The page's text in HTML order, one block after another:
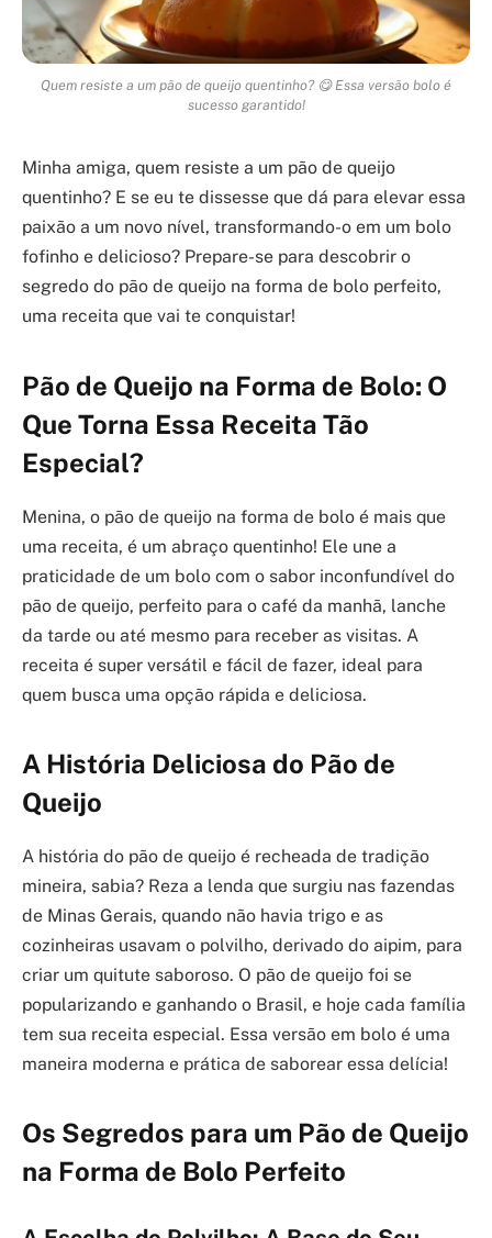
Quem resiste a um pão de queijo quentinho? 😋 Essa versão bolo é
sucesso garantido!
Minha amiga, quem resiste a um pão de queijo
quentinho? E se eu te dissesse que dá para elevar essa
paixão a um novo nível, transformando-o em um bolo
fofinho e delicioso? Prepare-se para descobrir o
segredo do pão de queijo na forma de bolo perfeito,
uma receita que vai te conquistar!
Pão de Queijo na Forma de Bolo: O
Que Torna Essa Receita Tão
Especial?
Menina, o pão de queijo na forma de bolo é mais que
uma receita, é um abraço quentinho! Ele une a
praticidade de um bolo com o sabor inconfundível do
pão de queijo, perfeito para o café da manhã, lanche
da tarde ou até mesmo para receber as visitas. A
receita é super versátil e fácil de fazer, ideal para
quem busca uma opção rápida e deliciosa.
A História Deliciosa do Pão de
Queijo
A história do pão de queijo é recheada de tradição
mineira, sabia? Reza a lenda que surgiu nas fazendas
de Minas Gerais, quando não havia trigo e as
cozinheiras usavam o polvilho, derivado do aipim, para
criar um quitute saboroso. O pão de queijo foi se
popularizando e ganhando o Brasil, e hoje cada família
tem sua receita especial. Essa versão em bolo é uma
maneira moderna e prática de saborear essa delícia!
Os Segredos para um Pão de Queijo
na Forma de Bolo Perfeito